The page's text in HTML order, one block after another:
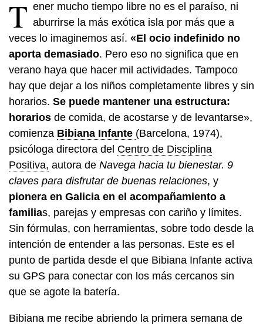
T ener mucho tiempo libre no es el paraíso, ni
aburrirse la más exótica isla por más que a
veces lo imaginemos así. «El ocio indefinido no
aporta demasiado. Pero eso no significa que en
verano haya que hacer mil actividades. Tampoco
hay que dejar a los niños completamente libres y sin
horarios. Se puede mantener una estructura:
horarios de comida, de acostarse y de levantarse»,
comienza Bibiana Infante (Barcelona, 1974),
psicóloga directora del Centro de Disciplina
Positiva, autora de Navega hacia tu bienestar. 9
claves para disfrutar de buenas relaciones, y
pionera en Galicia en el acompañamiento a
familias, parejas y empresas con cariño y límites.
Sin fórmulas, con herramientas, sobre todo desde la
intención de entender a las personas. Este es el
punto de partida desde el que Bibiana Infante activa
su GPS para conectar con los más cercanos sin
que se agote la batería.
Bibiana me recibe abriendo la primera semana de